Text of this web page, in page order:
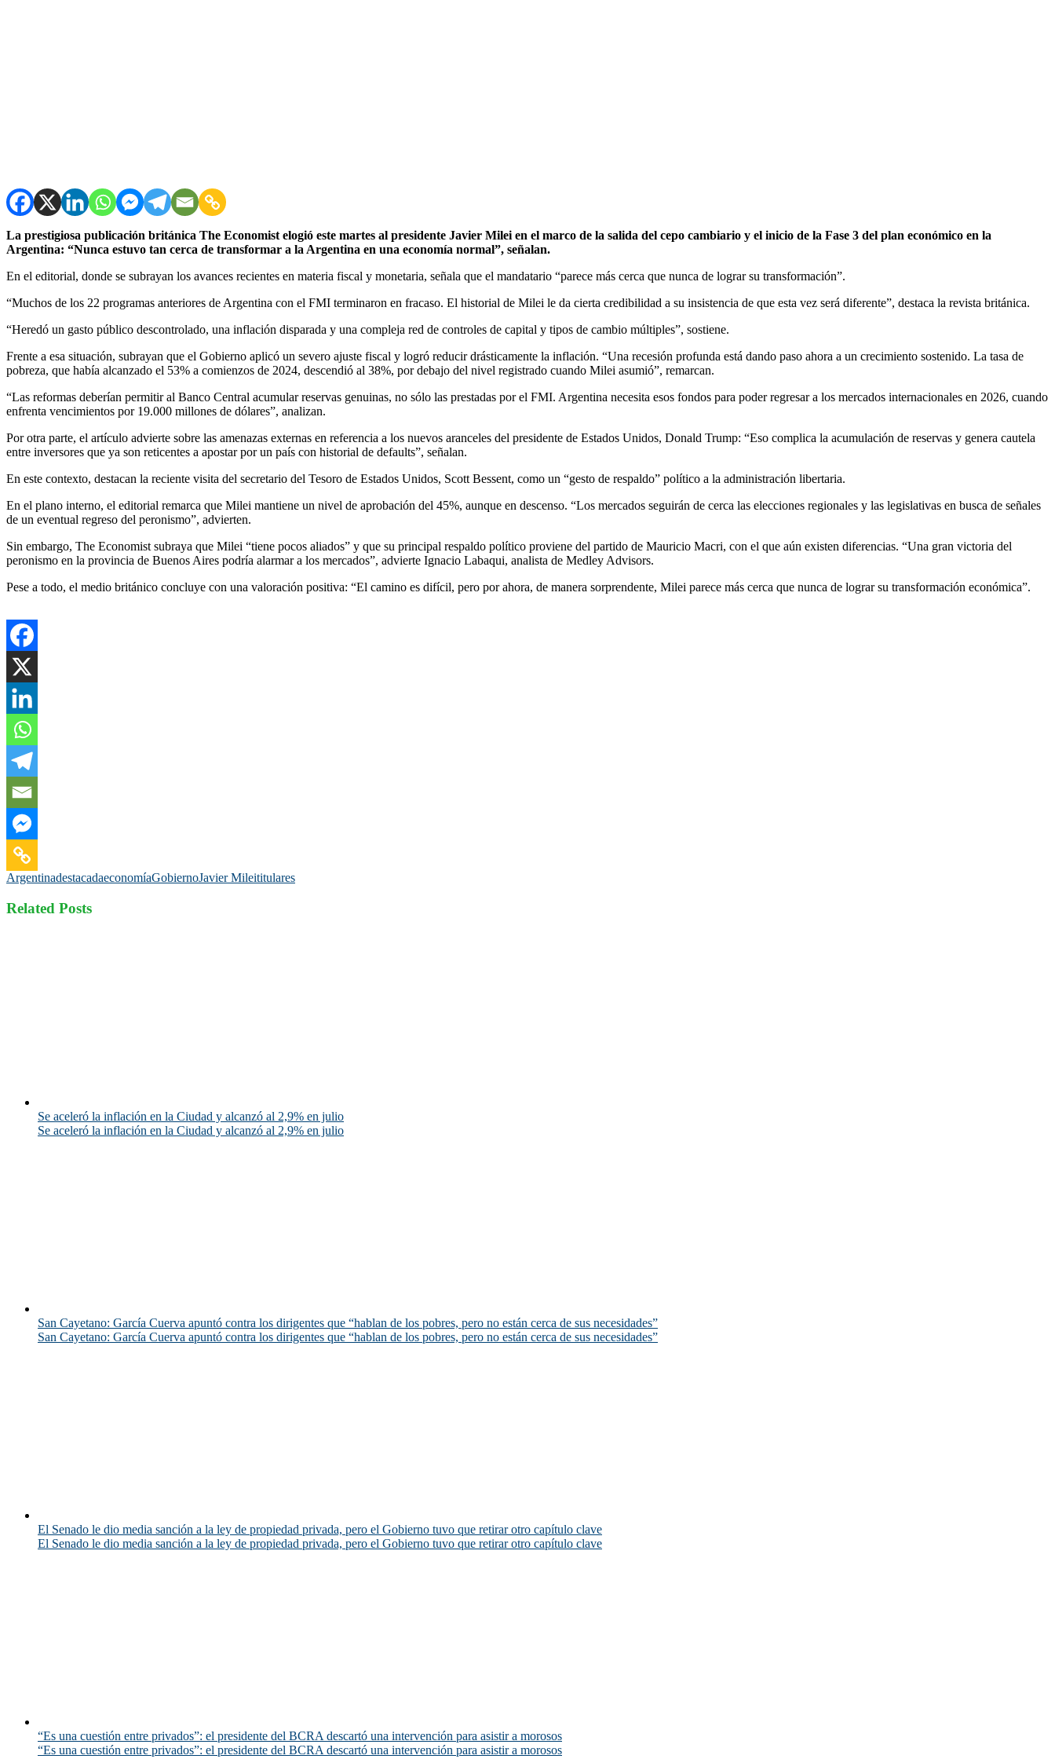
La prestigiosa publicación británica The Economist elogió este martes al presidente Javier Milei en el marco de la salida del cepo cambiario y el inicio de la Fase 3 del plan económico en la
Argentina: “Nunca estuvo tan cerca de transformar a la Argentina en una economía normal”, señalan.
En el editorial, donde se subrayan los avances recientes en materia fiscal y monetaria, señala que el mandatario “parece más cerca que nunca de lograr su transformación”.
“Muchos de los 22 programas anteriores de Argentina con el FMI terminaron en fracaso. El historial de Milei le da cierta credibilidad a su insistencia de que esta vez será diferente”, destaca la revista británica.
“Heredó un gasto público descontrolado, una inflación disparada y una compleja red de controles de capital y tipos de cambio múltiples”, sostiene.
Frente a esa situación, subrayan que el Gobierno aplicó un severo ajuste fiscal y logró reducir drásticamente la inflación. “Una recesión profunda está dando paso ahora a un crecimiento sostenido. La tasa de
pobreza, que había alcanzado el 53% a comienzos de 2024, descendió al 38%, por debajo del nivel registrado cuando Milei asumió”, remarcan.
“Las reformas deberían permitir al Banco Central acumular reservas genuinas, no sólo las prestadas por el FMI. Argentina necesita esos fondos para poder regresar a los mercados internacionales en 2026, cuando
enfrenta vencimientos por 19.000 millones de dólares”, analizan.
Por otra parte, el artículo advierte sobre las amenazas externas en referencia a los nuevos aranceles del presidente de Estados Unidos, Donald Trump: “Eso complica la acumulación de reservas y genera cautela
entre inversores que ya son reticentes a apostar por un país con historial de defaults”, señalan.
En este contexto, destacan la reciente visita del secretario del Tesoro de Estados Unidos, Scott Bessent, como un “gesto de respaldo” político a la administración libertaria.
En el plano interno, el editorial remarca que Milei mantiene un nivel de aprobación del 45%, aunque en descenso. “Los mercados seguirán de cerca las elecciones regionales y las legislativas en busca de señales
de un eventual regreso del peronismo”, advierten.
Sin embargo, The Economist subraya que Milei “tiene pocos aliados” y que su principal respaldo político proviene del partido de Mauricio Macri, con el que aún existen diferencias. “Una gran victoria del
peronismo en la provincia de Buenos Aires podría alarmar a los mercados”, advierte Ignacio Labaqui, analista de Medley Advisors.
Pese a todo, el medio británico concluye con una valoración positiva: “El camino es difícil, pero por ahora, de manera sorprendente, Milei parece más cerca que nunca de lograr su transformación económica”.
ArgentinadestacadaeconomíaGobiernoJavier Mileititulares
Related Posts
Se aceleró la inflación en la Ciudad y alcanzó al 2,9% en julio
Se aceleró la inflación en la Ciudad y alcanzó al 2,9% en julio
San Cayetano: García Cuerva apuntó contra los dirigentes que “hablan de los pobres, pero no están cerca de sus necesidades”
San Cayetano: García Cuerva apuntó contra los dirigentes que “hablan de los pobres, pero no están cerca de sus necesidades”
El Senado le dio media sanción a la ley de propiedad privada, pero el Gobierno tuvo que retirar otro capítulo clave
El Senado le dio media sanción a la ley de propiedad privada, pero el Gobierno tuvo que retirar otro capítulo clave
“Es una cuestión entre privados”: el presidente del BCRA descartó una intervención para asistir a morosos
“Es una cuestión entre privados”: el presidente del BCRA descartó una intervención para asistir a morosos